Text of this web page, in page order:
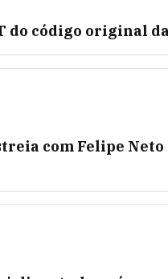
do código original
com Felipe Neto